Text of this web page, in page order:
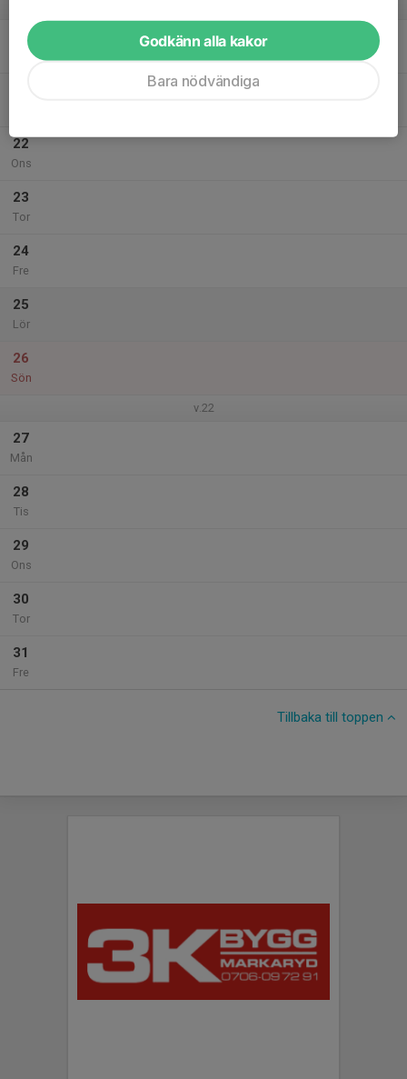
20
Mån
22
Ons
23
Tor
24
Fre
25
Lör
26
Sön
v.22
27
Mån
28
Tis
29
Ons
30
Tor
31
Fre
Tillbaka till toppen
Godkänn alla kakor
Bara nödvändiga